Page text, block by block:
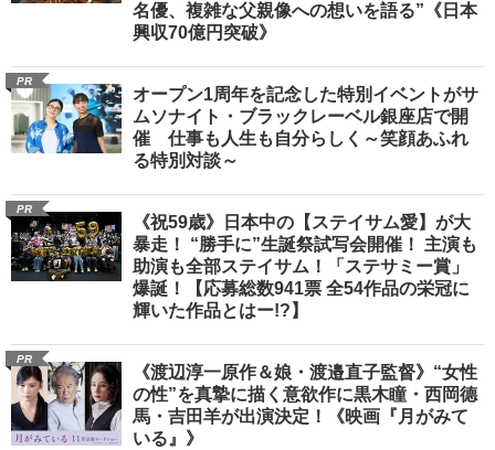
名優、複雑な父親像への想いを語る”《日本
興収70億円突破》
PR
オープン1周年を記念した特別イベントがサ
ムソナイト・ブラックレーベル銀座店で開
催 仕事も人生も自分らしく～笑顔あふれ
る特別対談～
PR
《祝59歳》日本中の【ステイサム愛】が大
暴走！ “勝手に”生誕祭試写会開催！ 主演も
助演も全部ステイサム！「ステサミー賞」
爆誕！【応募総数941票 全54作品の栄冠に
輝いた作品とはー!?】
PR
《渡辺淳一原作＆娘・渡邉直子監督》“女性
の性”を真摯に描く意欲作に黒木瞳・西岡德
馬・吉田羊が出演決定！《映画『月がみて
いる』》